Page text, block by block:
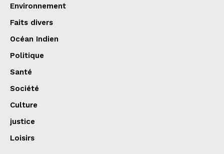
Environnement
Faits divers
Océan Indien
Politique
Santé
Société
Culture
justice
Loisirs